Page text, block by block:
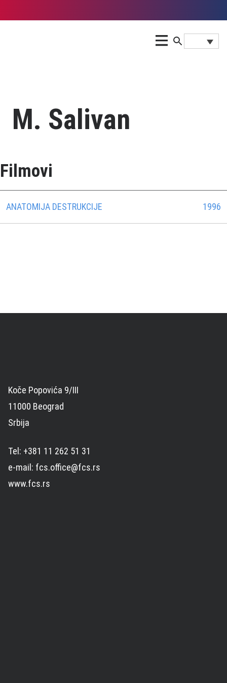
M. Salivan
Filmovi
ANATOMIJA DESTRUKCIJE 1996
Koče Popovića 9/III
11000 Beograd
Srbija
Tel: +381 11 262 51 31
e-mail: fcs.office@fcs.rs
www.fcs.rs